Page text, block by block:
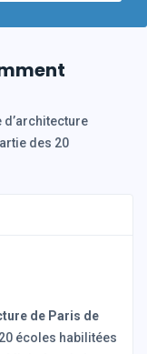
d’architecture
des 20
de Paris de
écoles habilitées